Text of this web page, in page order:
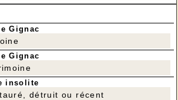
---
Gignac
Gignac
insolite
détruit ou récent